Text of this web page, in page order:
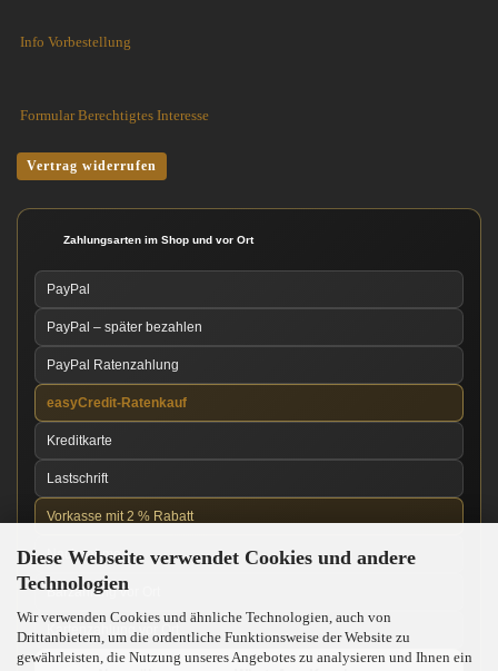
Diese Webseite verwendet Cookies und andere
Technologien
Wir verwenden Cookies und ähnliche Technologien, auch von
Drittanbietern, um die ordentliche Funktionsweise der Website zu
gewährleisten, die Nutzung unseres Angebotes zu analysieren und Ihnen ein
Info Vorbestellung
Formular Berechtigtes Interesse
Vertrag widerrufen
Zahlungsarten im Shop und vor Ort
PayPal
PayPal – später bezahlen
PayPal Ratenzahlung
easyCredit-Ratenkauf
Kreditkarte
Lastschrift
Vorkasse mit 2 % Rabatt
Nachnahme
Barzahlung vor Ort
Kartenzahlung vor Ort